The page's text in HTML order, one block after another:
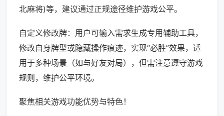
北麻将)等，建议通过正规途径维护游戏公平。
自定义修改牌：用户可输入需求生成专用辅助工具，
修改自身牌型或隐藏操作痕迹，实现“必胜”效果，适
用于多种场景（如与好友对局），但需注意遵守游戏
规则，维护公平环境。
聚焦相关游戏功能优势与特色！